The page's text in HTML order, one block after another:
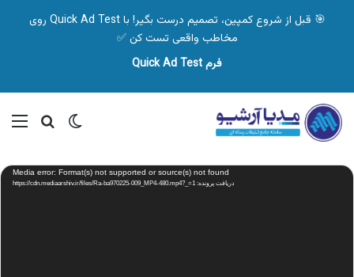
🎯 قبل از شروع کمپین، تصمیم درست بگیر! با Quick Ad Test روی
مخاطب واقعی تست کن ✅
فرم Quick Ad Test
تغییر پوسته
نمایشگر
ویدیو Media error: Format(s) not supported or source(s) not found
دریافت پرونده: https://cdn.mediaarshiv.ir/files/Ra-ba970225-009_MP4-480.mp4?_=1